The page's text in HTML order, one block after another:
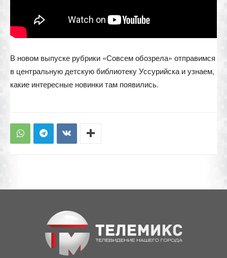
В новом выпуске рубрики «Совсем обозрела» отправимся
в центральную детскую библиотеку Уссурийска и узнаем,
какие интересные новинки там появились.